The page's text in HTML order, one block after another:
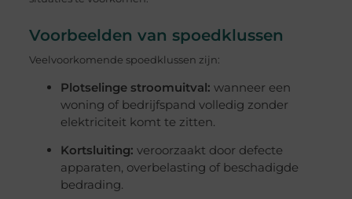
Voorbeelden van spoedklussen
Veelvoorkomende spoedklussen zijn:
Plotselinge stroomuitval: wanneer een
woning of bedrijfspand volledig zonder
elektriciteit komt te zitten.
Kortsluiting: veroorzaakt door defecte
apparaten, overbelasting of beschadigde
bedrading.